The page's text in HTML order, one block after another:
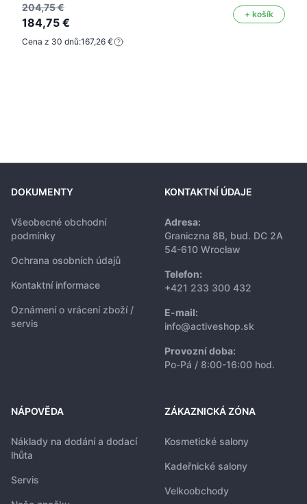
204,75 €
184,75 €
+ košík
Cena z 30 dnů:167,26 €
DOKUMENTY
Všeobecné obchodní
podmínky
Ochrana osobních údajů
Kontaktní informace
Oznámení o vrácení zboží /
servis
KONTAKTNÍ ÚDAJE
Adresa:
Graniczna 8B, bud. DC 2A
54-610 Wrocław
Telefon:
+421 233 300 432
E-mail:
info@activeshop.sk
Provozní doba:
Po-Pá / 8:00-16:00 hod.
NÁPOVĚDA
Náklady na dodání a dodací
lhůta
Servis
ZÁKAZNICKÁ ZÓNA
Kosmetické salony
Kadeřnické salony
Velkoobchody